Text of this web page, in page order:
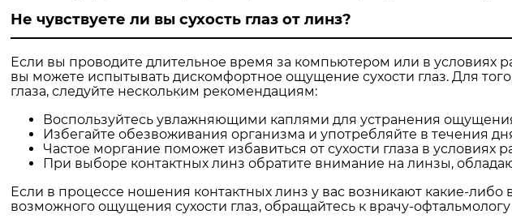
Не чувствуете ли вы сухость глаз от линз?
Если вы проводите длительное время за компьютером или в условиях
вы можете испытывать дискомфортное ощущение сухости глаз. Для
глаза, следуйте нескольким рекомендациям:
Воспользуйтесь увлажняющими каплями для устранения ощущения
Избегайте обезвоживания организма и употребляйте в течения
Частое моргание поможет избавиться от сухости глаза в условиях
При выборе контактных линз обратите внимание на линзы,
Если в процессе ношения контактных линз у вас возникают какие-
возможного ощущения сухости глаз, обращайтесь к врачу-